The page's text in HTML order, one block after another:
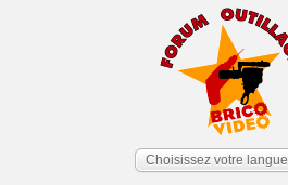
Choisissez votre langue